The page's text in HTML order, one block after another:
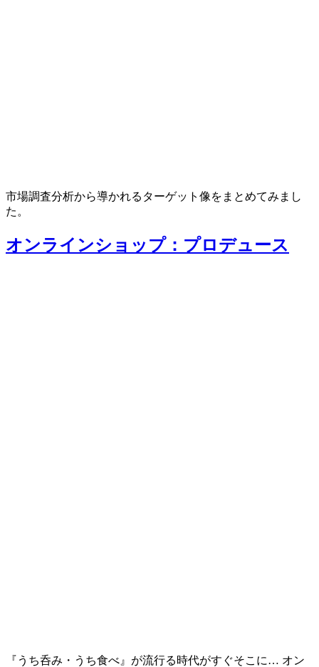
市場調査分析から導かれるターゲット像をまとめてみまし
た。
オンラインショップ：プロデュース
『うち呑み・うち食べ』が流行る時代がすぐそこに… オン